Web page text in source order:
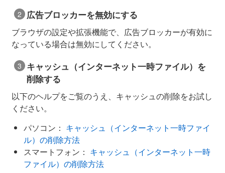
広告ブロッカーを無効にする
ブラウザの設定や拡張機能で、広告ブロッカーが有効に
なっている場合は無効にしてください。
キャッシュ（インターネット一時ファイル）を
削除する
以下のヘルプをご覧のうえ、キャッシュの削除をお試し
ください。
パソコン： キャッシュ（インターネット一時ファイ
ル）の削除方法
スマートフォン： キャッシュ（インターネット一時
ファイル）の削除方法